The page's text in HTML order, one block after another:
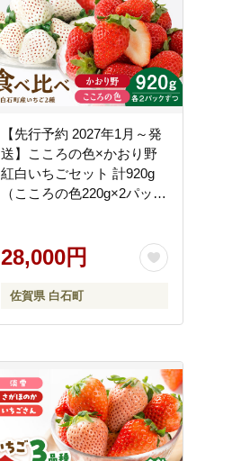
【先行予約 2027年1月～発
送】こころの色×かおり野
紅白いちごセット 計920g
（こころの色220g×2パッ
紅白いちご 希少 いちご 果
物 フルーツ かおり野 セッ
ト [IBJ025]
28,000円
佐賀県 白石町